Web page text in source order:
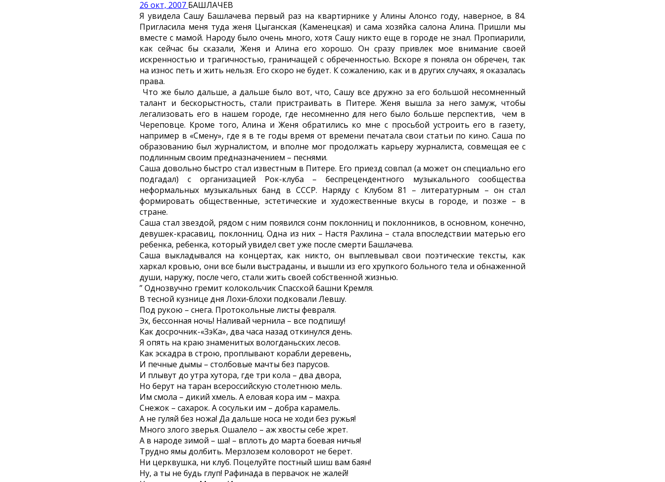
26 окт, 2007 БАШЛАЧЕВ
Я увидела Сашу Башлачева первый раз на квартирнике у Алины Алонсо году, наверное, в 84.
Пригласила меня туда женя Цыганская (Каменецкая) и сама хозяйка салона Алина. Пришли мы
вместе с мамой. Народу было очень много, хотя Сашу никто еще в городе не знал. Пропиарили,
как сейчас бы сказали, Женя и Алина его хорошо. Он сразу привлек мое внимание своей
искренностью и трагичностью, граничащей с обреченностью. Вскоре я поняла он обречен, так
на износ петь и жить нельзя. Его скоро не будет. К сожалению, как и в других случаях, я оказалась
права.
Что же было дальше, а дальше было вот, что, Сашу все дружно за его большой несомненный
талант и бескорыстность, стали пристраивать в Питере. Женя вышла за него замуж, чтобы
легализовать его в нашем городе, где несомненно для него было больше перспектив, чем в
Череповце. Кроме того, Алина и Женя обратились ко мне с просьбой устроить его в газету,
например в «Смену», где я в те годы время от времени печатала свои статьи по кино. Саша по
образованию был журналистом, и вполне мог продолжать карьеру журналиста, совмещая ее с
подлинным своим предназначением – песнями.
Саша довольно быстро стал известным в Питере. Его приезд совпал (а может он специально его
подгадал) с организацией Рок-клуба – беспрецендентного музыкального сообщества
неформальных музыкальных банд в СССР. Наряду с Клубом 81 – литературным – он стал
формировать общественные, эстетические и художественные вкусы в городе, и позже – в
стране.
Саша стал звездой, рядом с ним появился сонм поклонниц и поклонников, в основном, конечно,
девушек-красавиц, поклонниц. Одна из них – Настя Рахлина – стала впоследствии матерью его
ребенка, ребенка, который увидел свет уже после смерти Башлачева.
Саша выкладывался на концертах, как никто, он выплевывал свои поэтические тексты, как
харкал кровью, они все были выстраданы, и вышли из его хрупкого больного тела и обнаженной
души, наружу, после чего, стали жить своей собственной жизнью.
” Однозвучно гремит колокольчик Спасской башни Кремля.
В тесной кузнице дня Лохи-блохи подковали Левшу.
Под рукою – снега. Протокольные листы февраля.
Эх, бессонная ночь! Наливай чернила – все подпишу!
Как досрочник-«ЗэКа», два часа назад откинулся день.
Я опять на краю знаменитых вологданьских лесов.
Как эскадра в строю, проплывают корабли деревень,
И печные дымы – столбовые мачты без парусов.
И плывут до утра хутора, где три кола – два двора,
Но берут на таран всероссийскую столетнюю мель.
Им смола – дикий хмель. А еловая кора им – махра.
Снежок – сахарок. А сосульки им – добра карамель.
А не гуляй без ножа! Да дальше носа не ходи без ружья!
Много злого зверья. Ошалело – аж хвосты себе жрет.
А в народе зимой – ша! – вплоть до марта боевая ничья!
Трудно ямы долбить. Мерзлозем коловорот не берет.
Ни церквушка, ни клуб. Поцелуйте постный шиш вам баян!
Ну, а ты не будь глуп! Рафинада в первачок не жалей!